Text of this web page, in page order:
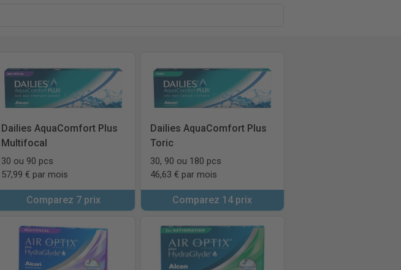
Dailies AquaComfort Plus
Multifocal
30 ou 90 pcs
57,99 € par mois
Comparez 7 prix
Dailies AquaComfort Plus
Toric
30, 90 ou 180 pcs
46,63 € par mois
Comparez 14 prix